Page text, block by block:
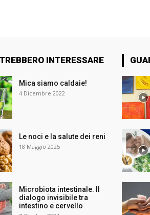
INTERESSARE
Mica siamo caldaie!
4 Dicembre 2022
Le noci e la salute dei reni
18 Maggio 2025
Microbiota intestinale. Il
dialogo invisibile tra
intestino e cervello